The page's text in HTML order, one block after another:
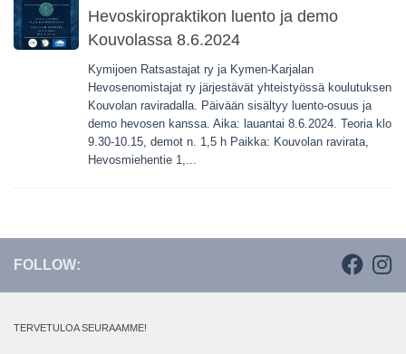
Hevoskiropraktikon luento ja demo
Kouvolassa 8.6.2024
Kymijoen Ratsastajat ry ja Kymen-Karjalan
Hevosenomistajat ry järjestävät yhteistyössä koulutuksen
Kouvolan raviradalla. Päivään sisältyy luento-osuus ja
demo hevosen kanssa. Aika: lauantai 8.6.2024. Teoria klo
9.30-10.15, demot n. 1,5 h Paikka: Kouvolan ravirata,
Hevosmiehentie 1,...
FOLLOW:
TERVETULOA SEURAAMME!